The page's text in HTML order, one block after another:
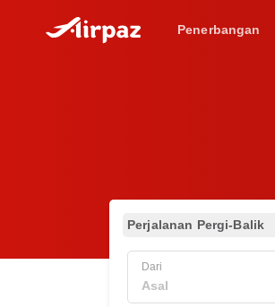
Penerbangan
Perjalanan Pergi-Balik
Dari